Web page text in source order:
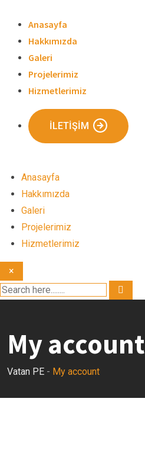
content
Anasayfa
Hakkımızda
Galeri
Projelerimiz
Hizmetlerimiz
İLETIŞIM
Anasayfa
Hakkımızda
Galeri
Projelerimiz
Hizmetlerimiz
×
My account
Vatan PE - My account